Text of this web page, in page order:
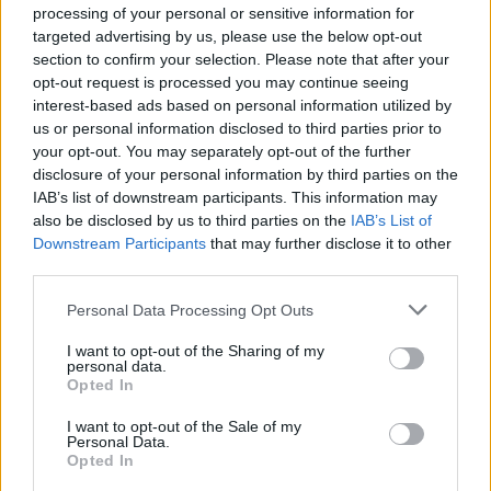
processing of your personal or sensitive information for
targeted advertising by us, please use the below opt-out
section to confirm your selection. Please note that after your
opt-out request is processed you may continue seeing
interest-based ads based on personal information utilized by
us or personal information disclosed to third parties prior to
your opt-out. You may separately opt-out of the further
disclosure of your personal information by third parties on the
IAB’s list of downstream participants. This information may
also be disclosed by us to third parties on the IAB’s List of
Downstream Participants that may further disclose it to other
Please note that this website/app uses one or more Google
not limited to your visit or usage behaviour. You may click to
grant or deny consent to Google and its third-party tags to
use your data for below specified purposes in below Google
consent section.
Personal Data Processing Opt Outs
I want to opt-out of the Sharing of my
personal data.
Opted In
I want to opt-out of the Sale of my
Personal Data.
Opted In
Τι δεν βλέπει ο κόσμος πίσω από το Bolivar; Ποια
είναι η πιο δύσκολη ή πιο απαιτητική πλευρά αυτής
της δουλειάς;
Ο κόσμος βλέπει το αποτέλεσμα: μια όμορφη παραλία,
ένα εντυπωσιακό stage, δυνατό ήχο, μια δυναμική
ατμόσφαιρα. Αυτό που δεν φαίνεται, όμως, είναι η
πολυπλοκότητα που υπάρχει πίσω από όλο αυτό. Το
Bolivar δεν είναι απλώς ένα beach bar ή ένα club. Είναι
ένας πολυδιάστατος οργανισμός που λειτουργεί
ταυτόχρονα ως παραλία, εστιατόριο και club υψηλών
δραστηριότητες έχει τις δικές της ανάγκες, το δικό της
κοινό, τις δικές της απαιτήσεις σε σχεδιασμό,